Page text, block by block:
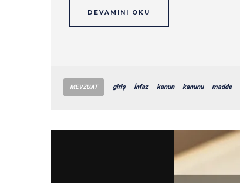
DEVAMINI OKU
MEVZUAT giriş İnfaz kanun kanunu madde